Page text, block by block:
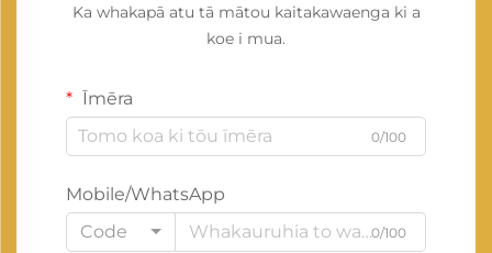
Ka whakapā atu tā mātou kaitakawaenga ki a
koe i mua.
Īmēra
0/100
Mobile/WhatsApp
Code
0/100